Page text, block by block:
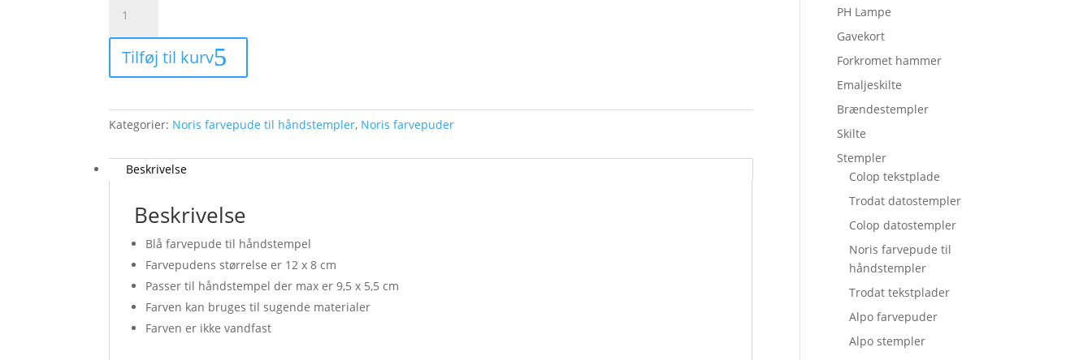
farvepude
nr.
-
antal
Tilføj til kurv
Kategorier: Noris farvepude til håndstempler, Noris farvepuder
Beskrivelse
Beskrivelse
Blå farvepude til håndstempel
Farvepudens størrelse er 12 x 8 cm
Passer til håndstempel der max er 9,5 x 5,5 cm
Farven kan bruges til sugende materialer
Farven er ikke vandfast
PH Lampe
Gavekort
Forkromet hammer
Emaljeskilte
Brændestempler
Skilte
Stempler
Colop tekstplade
Trodat datostempler
Colop datostempler
Noris farvepude til
håndstempler
Trodat tekstplader
Alpo farvepuder
Alpo stempler